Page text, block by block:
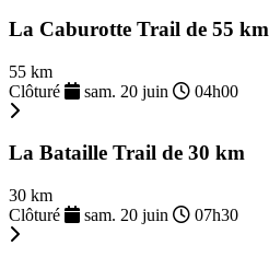
La Caburotte Trail de 55 km
55 km
Clôturé
sam. 20 juin 04h00
La Bataille Trail de 30 km
30 km
Clôturé
sam. 20 juin 07h30